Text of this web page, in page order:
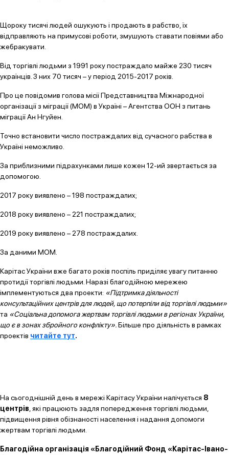
Щороку тисячі людей ошукують і продають в рабство, їх
відправляють на примусові роботи, змушують ставати повіями або
жебракувати.
Від торгівлі людьми з 1991 року постраждало майже 230 тисяч
українців. З них 70 тисяч – у період 2015-2017 років.
Про це повідомив голова місії Представництва Міжнародної
організації з міграції (МОМ) в Україні – Агентства ООН з питань
міграції Ан Нгуйен.
Точно встановити число постраждалих від сучасного рабства в
Україні неможливо.
За приблизними підрахунками лише кожен 12-ий звертається за
допомогою.
2017 року виявлено – 198 постраждалих;
2018 року виявлено – 221 постраждалих;
2019 року виявлено – 278 постраждалих.
За даними МОМ.
Карітас України вже багато років поспіль приділяє увагу питанню
протидії торгівлі людьми. Наразі благодійною мережею
імплементуються два проекти: «Підтримка діяльності
консультаційних центрів для людей, що потерпіли від торгівлі людьми»
та «Соціальна допомога жертвам торгівлі людьми в регіонах України,
що є в зонах збройного конфлікту».Більше про діяльність в рамках
проектів читайте тут.
На сьогоднішній день в мережі Карітасу України налічується 8
центрів , які працюють задля попередження торгівлі людьми,
підвищення рівня обізнаності населення і надання допомоги
жертвам торгівлі людьми.
Благодійна організація «Благодійний Фонд «Карітас-Івано-